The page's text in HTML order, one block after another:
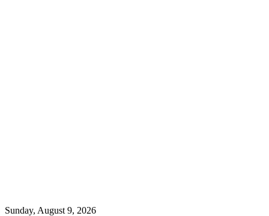
Sunday, August 9, 2026